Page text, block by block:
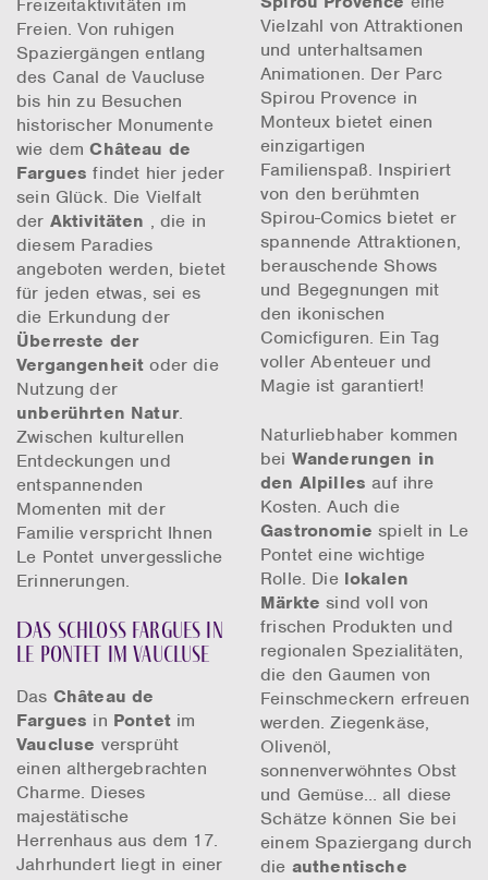
Freizeitaktivitäten im
Freien. Von ruhigen
Spaziergängen entlang
des Canal de Vaucluse
bis hin zu Besuchen
historischer Monumente
wie demChâteau de
Fargues findet hier jeder
sein Glück. Die Vielfalt
der Aktivitäten , die in
diesem Paradies
angeboten werden, bietet
für jeden etwas, sei es
die Erkundung der
Überreste der
Vergangenheitoder die
Nutzung der
unberührten Natur.
Zwischen kulturellen
Entdeckungen und
entspannenden
Momenten mit der
Familie verspricht Ihnen
Le Pontet unvergessliche
Erinnerungen.
Das Schloss Fargues in
Le Pontet im Vaucluse
Das Château de
Fargues in Pontet im
Vaucluse versprüht
einen althergebrachten
Charme. Dieses
majestätische
Herrenhaus aus dem 17.
Jahrhundert liegt in einer
Vielzahl von Attraktionen
und unterhaltsamen
Animationen. Der Parc
Spirou Provence in
Monteux bietet einen
einzigartigen
Familienspaß. Inspiriert
von den berühmten
Spirou-Comics bietet er
spannende Attraktionen,
berauschende Shows
und Begegnungen mit
den ikonischen
Comicfiguren. Ein Tag
voller Abenteuer und
Magie ist garantiert!
Naturliebhaber kommen
bei Wanderungen in
den Alpilles auf ihre
Kosten. Auch die
Gastronomiespielt in Le
Pontet eine wichtige
Rolle. Dielokalen
Märkte sind voll von
frischen Produkten und
regionalen Spezialitäten,
die den Gaumen von
Feinschmeckern erfreuen
werden. Ziegenkäse,
Olivenöl,
sonnenverwöhntes Obst
und Gemüse… all diese
Schätze können Sie bei
einem Spaziergang durch
die authentische